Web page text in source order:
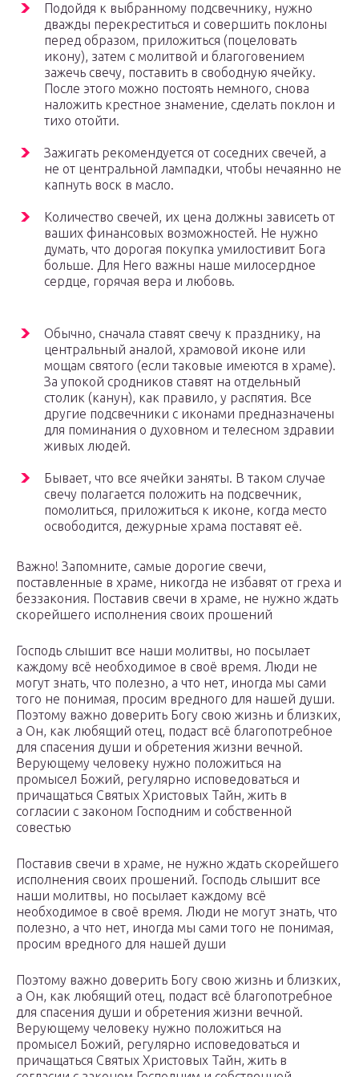
Подойдя к выбранному подсвечнику, нужно
дважды перекреститься и совершить поклоны
перед образом, приложиться (поцеловать
икону), затем с молитвой и благоговением
зажечь свечу, поставить в свободную ячейку.
После этого можно постоять немного, снова
наложить крестное знамение, сделать поклон и
тихо отойти.
Зажигать рекомендуется от соседних свечей, а
не от центральной лампадки, чтобы нечаянно не
капнуть воск в масло.
Количество свечей, их цена должны зависеть от
ваших финансовых возможностей. Не нужно
думать, что дорогая покупка умилостивит Бога
больше. Для Него важны наше милосердное
сердце, горячая вера и любовь.
Обычно, сначала ставят свечу к празднику, на
центральный аналой, храмовой иконе или
мощам святого (если таковые имеются в храме).
За упокой сродников ставят на отдельный
столик (канун), как правило, у распятия. Все
другие подсвечники с иконами предназначены
для поминания о духовном и телесном здравии
живых людей.
Бывает, что все ячейки заняты. В таком случае
свечу полагается положить на подсвечник,
помолиться, приложиться к иконе, когда место
освободится, дежурные храма поставят её.
Важно! Запомните, самые дорогие свечи,
поставленные в храме, никогда не избавят от греха и
беззакония. Поставив свечи в храме, не нужно ждать
скорейшего исполнения своих прошений
Господь слышит все наши молитвы, но посылает
каждому всё необходимое в своё время. Люди не
могут знать, что полезно, а что нет, иногда мы сами
того не понимая, просим вредного для нашей души.
Поэтому важно доверить Богу свою жизнь и близких,
а Он, как любящий отец, подаст всё благопотребное
для спасения души и обретения жизни вечной.
Верующему человеку нужно положиться на
промысел Божий, регулярно исповедоваться и
причащаться Святых Христовых Тайн, жить в
согласии с законом Господним и собственной
совестью
Поставив свечи в храме, не нужно ждать скорейшего
исполнения своих прошений. Господь слышит все
наши молитвы, но посылает каждому всё
необходимое в своё время. Люди не могут знать, что
полезно, а что нет, иногда мы сами того не понимая,
просим вредного для нашей души
Поэтому важно доверить Богу свою жизнь и близких,
а Он, как любящий отец, подаст всё благопотребное
для спасения души и обретения жизни вечной.
Верующему человеку нужно положиться на
промысел Божий, регулярно исповедоваться и
причащаться Святых Христовых Тайн, жить в